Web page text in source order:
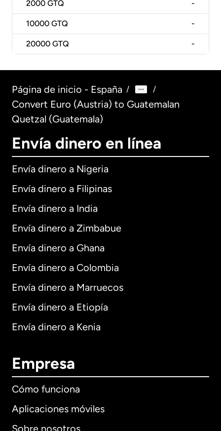
2000 GTQ -
10000 GTQ -
20000 GTQ -
Página de inicio - España / /
Convert Euro (Austria) to Guatemalan
Quetzal (Guatemala)
Envía dinero en línea
Envía dinero a Nigeria
Envía dinero a Filipinas
Envía dinero a India
Envía dinero a Zimbabue
Envía dinero a Ghana
Envía dinero a Colombia
Envía dinero a Marruecos
Envía dinero a Etiopía
Envía dinero a Kenia
Empresa
Cómo funciona
Aplicaciones móviles